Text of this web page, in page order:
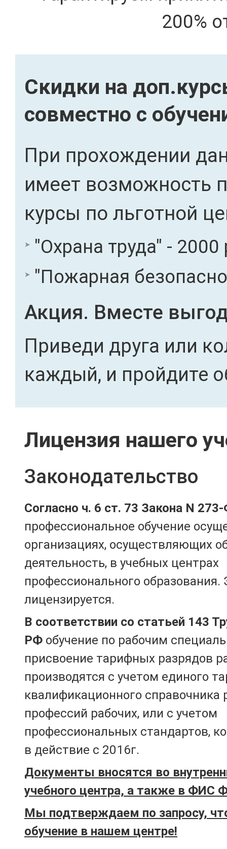
200%
Скидки на
совместно с
При прохождении
имеет возможность
курсы по льготной
"Охрана труда" - 2000
"Пожарная
Акция. Вместе
Приведи друга или
каждый, и пройдите
Лицензия нашего
Законодательство
Согласно ч. 6 ст. 73 Закона N
профессиональное обучение
организациях, осуществляющих
деятельность, в учебных центрах
профессионального образования.
лицензируется.
В соответствии со статьей 143
РФ обучение по рабочим
присвоение тарифных разрядов
производятся с учетом единого
квалификационного справочника
профессий рабочих, или с учетом
профессиональных стандартов,
в действие с 2016г.
Документы вносятся во
учебного центра, а также в ФИС
Мы подтверждаем по запросу,
обучение в нашем центре!